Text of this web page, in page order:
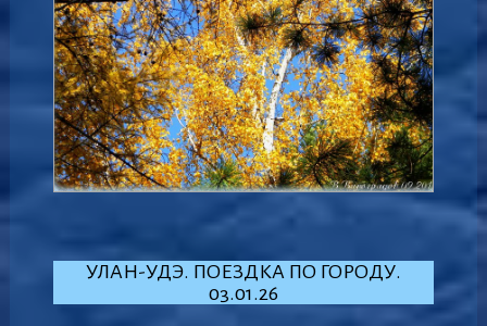
УЛАН-УДЭ. ПОЕЗДКА ПО ГОРОДУ.
03.01.26